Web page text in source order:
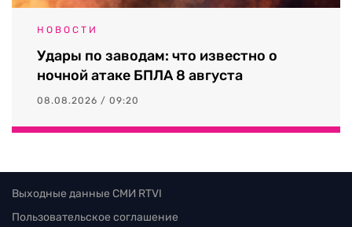
НОВОСТИ
Удары по заводам: что известно о
ночной атаке БПЛА 8 августа
08.08.2026 / 09:20
Выходные данные СМИ RTVI
Пользовательское соглашение